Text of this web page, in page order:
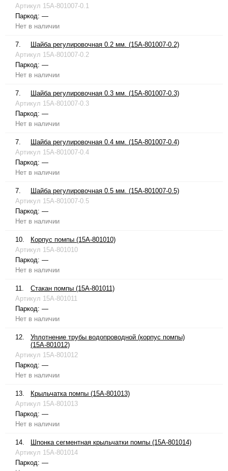
Артикул 15A-801007-0.1
Паркод: —
Нет в наличии
7.
Шайба регулировочная 0.2 мм. (15A-801007-0.2)
Артикул 15A-801007-0.2
Паркод: —
Нет в наличии
7.
Шайба регулировочная 0.3 мм. (15A-801007-0.3)
Артикул 15A-801007-0.3
Паркод: —
Нет в наличии
7.
Шайба регулировочная 0.4 мм. (15A-801007-0.4)
Артикул 15A-801007-0.4
Паркод: —
Нет в наличии
7.
Шайба регулировочная 0.5 мм. (15A-801007-0.5)
Артикул 15A-801007-0.5
Паркод: —
Нет в наличии
10.
Корпус помпы (15A-801010)
Артикул 15A-801010
Паркод: —
Нет в наличии
11.
Стакан помпы (15A-801011)
Артикул 15A-801011
Паркод: —
Нет в наличии
12.
Уплотнение трубы водопроводной (корпус помпы)
(15A-801012)
Артикул 15A-801012
Паркод: —
Нет в наличии
13.
Крыльчатка помпы (15A-801013)
Артикул 15A-801013
Паркод: —
Нет в наличии
14.
Шпонка сегментная крыльчатки помпы (15A-801014)
Артикул 15A-801014
Паркод: —